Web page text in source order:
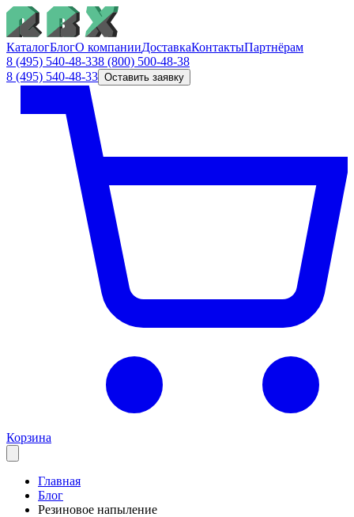
КаталогБлогО компанииДоставкаКонтактыПартнёрам
8 (495) 540-48-338 (800) 500-48-38
8 (495) 540-48-33 Оставить заявку
Корзина
Главная
Блог
Резиновое напыление